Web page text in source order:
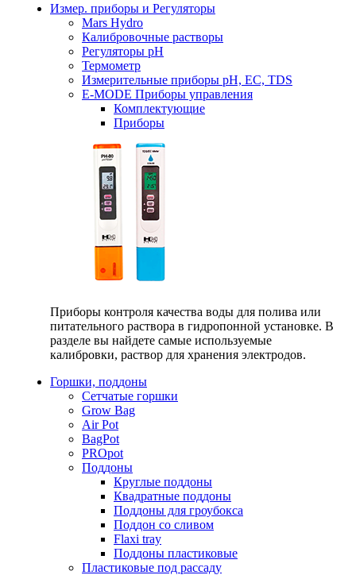
Измер. приборы и Регуляторы
Mars Hydro
Калибровочные растворы
Регуляторы рН
Термометр
Измерительные приборы pH, EC, TDS
E-MODE Приборы управления
Комплектующие
Приборы
Приборы контроля качества воды для полива или
питательного раствора в гидропонной установке. В
разделе вы найдете самые используемые
калибровки, раствор для хранения электродов.
Горшки, поддоны
Сетчатые горшки
Grow Bag
Air Pot
BagPot
PROpot
Поддоны
Круглые поддоны
Квадратные поддоны
Поддоны для гроубокса
Поддон со сливом
Flaxi tray
Поддоны пластиковые
Пластиковые под рассаду